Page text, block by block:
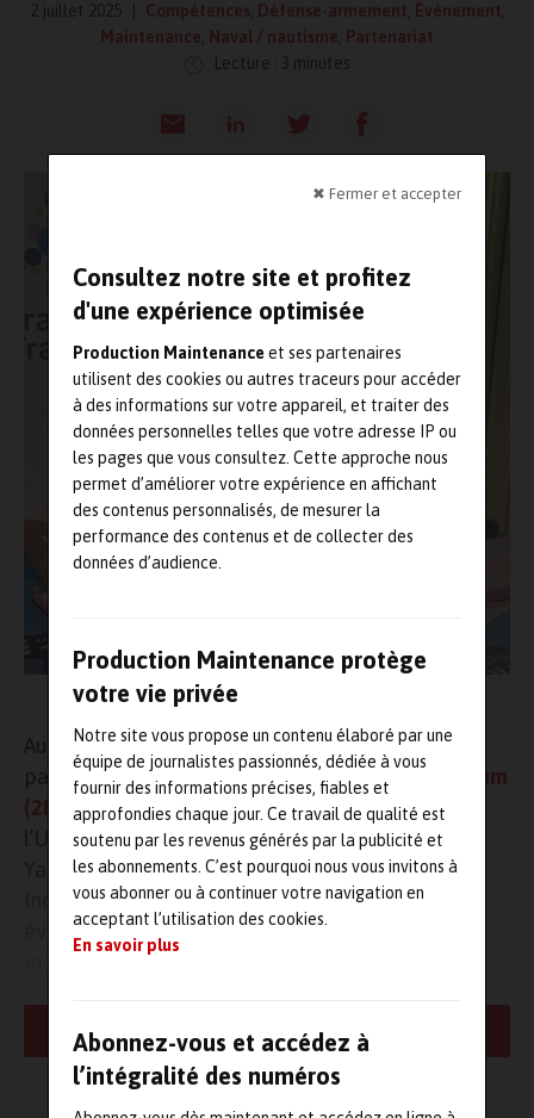
✖ Fermer et accepter
Consultez notre site et profitez
d'une expérience optimisée
Production Maintenanceet ses partenaires
utilisent des cookies ou autres traceurs pour accéder
à des informations sur votre appareil, et traiter des
données personnelles telles que votre adresse IP ou
les pages que vous consultez. Cette approche nous
permet d’améliorer votre expérience en affichant
des contenus personnalisés, de mesurer la
performance des contenus et de collecter des
données d’audience.
Production Maintenance protège
votre vie privée
Notre site vous propose un contenu élaboré par une
équipe de journalistes passionnés, dédiée à vous
fournir des informations précises, fiables et
approfondies chaque jour. Ce travail de qualité est
soutenu par les revenus générés par la publicité et
les abonnements. C’est pourquoi nous vous invitons à
vous abonner ou à continuer votre navigation en
acceptant l’utilisation des cookies.
En savoir plus
Abonnez-vous et accédez à
l’intégralité des numéros
2 juillet 2025 Compétences Défense-armement Événement
Maintenance
Naval / nautisme
Partenariat
Lecture : 3 minutes
© Maxime Lubrano
Au début du mois de juin, à Toulon, de multiples
partenaires duMediterranean Maintenance Forum
(2MF) 2025– Toulon Provence Méditerranée,
l’Université de Toulon, France Travail, Riviera
Yachting Network et ADI Aero Developpement
Industrie – ont signé la convention de cet
événement destiné à fédérer les acteurs de la
maintenance et faire découvrir à de très
de l’Industrie.
LIRE LA SUITE